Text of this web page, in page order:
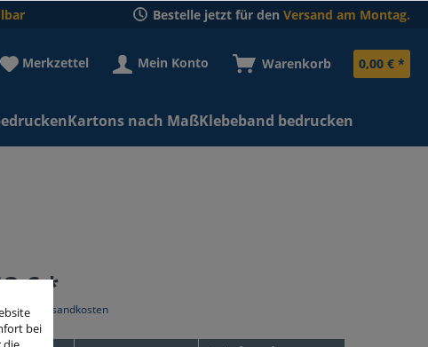
Bestelle jetzt für den Versand am Montag.
Merkzettel Mein Konto Warenkorb 0,00 € *
Kartons nach MaßKlebeband bedrucken
€ *
zzgl. Versandkosten
bei